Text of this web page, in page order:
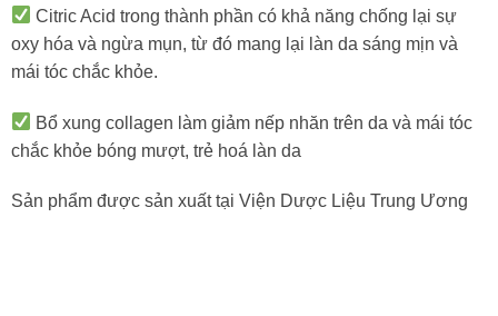
Citric Acid trong thành phần có khả năng chống lại sự
oxy hóa và ngừa mụn, từ đó mang lại làn da sáng mịn và
mái tóc chắc khỏe.
Bổ xung collagen làm giảm nếp nhăn trên da và mái tóc
chắc khỏe bóng mượt, trẻ hoá làn da
Sản phẩm được sản xuất tại Viện Dược Liệu Trung Ương